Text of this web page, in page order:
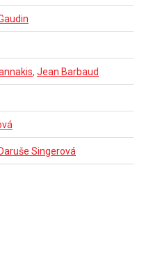
, Jean Barbaud
Daruše Singerová